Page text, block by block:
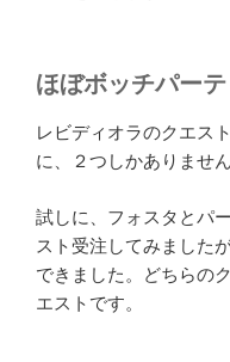
ほぼボッチパー
レビディオラのクエス
に、２つしかありません
試しに、フォスタとパ
スト受注してみました
できました。どちらの
エストです。